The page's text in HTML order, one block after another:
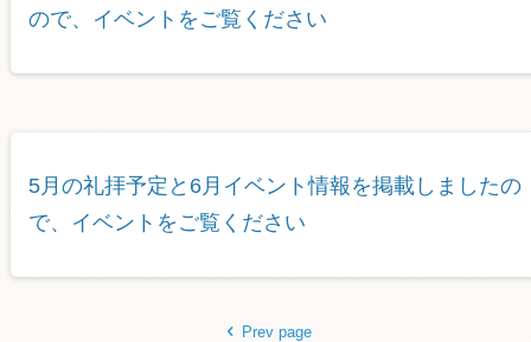
ので、イベントをご覧ください
5月の礼拝予定と6月イベント情報を掲載しましたの
で、イベントをご覧ください
Prev page